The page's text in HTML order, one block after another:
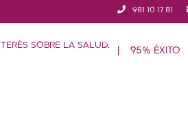
981 10 17 81
95% ÉXITO